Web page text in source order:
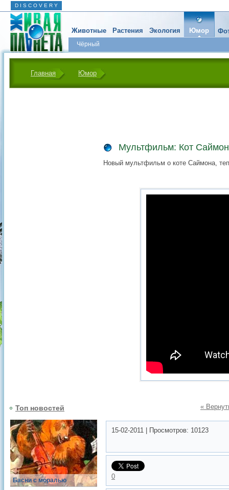
D I S C O V E R Y
Животные Растения Экология Юмор
Чёрный
Главная Юмор
Топ новостей
Басни с моралью
Мультфильм: Кот
Новый мультфильм о коте Саймона,
«
15-02-2011 Просмотров: 10123
0